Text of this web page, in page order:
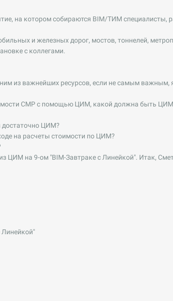
на котором собираются BIM/ТИМ специалисты,
и железных дорог, мостов, тоннелей,
с коллегами.
из важнейших ресурсов, если не самым важным,
СМР с помощью ЦИМ, какой должна быть ЦИМ
достаточно ЦИМ?
на расчеты стоимости по ЦИМ?
ЦИМ на 9-ом "BIM-Завтраке с Линейкой". Итак,